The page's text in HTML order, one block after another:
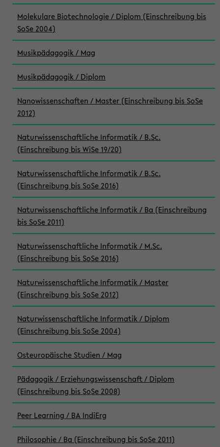
Molekulare Biotechnologie / Diplom (Einschreibung bis
SoSe 2004)
Musikpädagogik / Mag
Musikpädagogik / Diplom
Nanowissenschaften / Master (Einschreibung bis SoSe
2012)
Naturwissenschaftliche Informatik / B.Sc.
(Einschreibung bis WiSe 19/20)
Naturwissenschaftliche Informatik / B.Sc.
(Einschreibung bis SoSe 2016)
Naturwissenschaftliche Informatik / Ba (Einschreibung
bis SoSe 2011)
Naturwissenschaftliche Informatik / M.Sc.
(Einschreibung bis SoSe 2016)
Naturwissenschaftliche Informatik / Master
(Einschreibung bis SoSe 2012)
Naturwissenschaftliche Informatik / Diplom
(Einschreibung bis SoSe 2004)
Osteuropäische Studien / Mag
Pädagogik / Erziehungswissenschaft / Diplom
(Einschreibung bis SoSe 2008)
Peer Learning / BA IndiErg
Philosophie / Ba (Einschreibung bis SoSe 2011)